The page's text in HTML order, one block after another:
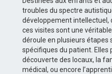
troubles du spectre
développement intellectuel,
ces visites sont une
déroule en plusieurs étapes
spécifiques du patient. Elles
découverte des locaux, la
médical, ou encore